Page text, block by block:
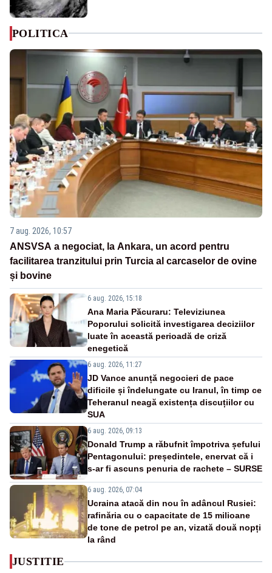
POLITICA
7 aug. 2026, 10:57
ANSVSA a negociat, la Ankara, un acord pentru
facilitarea tranzitului prin Turcia al carcaselor de ovine
și bovine
6 aug. 2026, 15:18
Ana Maria Păcuraru: Televiziunea
Poporului solicită investigarea deciziilor
luate în această perioadă de criză
enegetică
6 aug. 2026, 11:27
JD Vance anunță negocieri de pace
dificile și îndelungate cu Iranul, în timp ce
Teheranul neagă existența discuțiilor cu
SUA
6 aug. 2026, 09:13
Donald Trump a răbufnit împotriva șefului
Pentagonului: președintele, enervat că i
s-ar fi ascuns penuria de rachete – SURSE
6 aug. 2026, 07:04
Ucraina atacă din nou în adâncul Rusiei:
rafinăria cu o capacitate de 15 milioane
de tone de petrol pe an, vizată două nopți
la rând
JUSTITIE